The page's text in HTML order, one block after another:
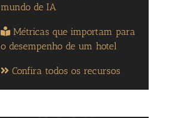
mundo de IA
Métricas que importam para
o desempenho de um hotel
Confira todos os recursos